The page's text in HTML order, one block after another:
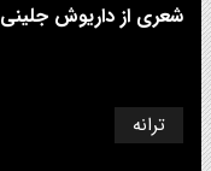
شعری از داریوش جلینی
ترانه